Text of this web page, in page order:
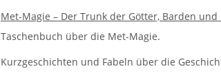
Met-Magie – Der Trunk der Götter, Barden und
Taschenbuch über die Met-Magie.
Kurzgeschichten und Fabeln über die